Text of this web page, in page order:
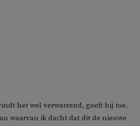
het wel verwarrend, geeft hij toe.
waarvan ik dacht dat dit de nieuwe